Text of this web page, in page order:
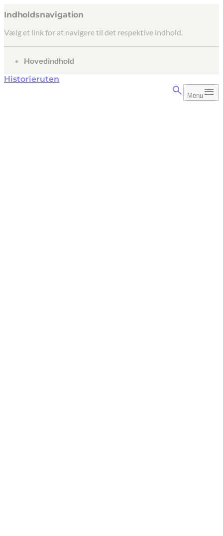
Indholdsnavigation
Vælg et link for at navigere til det respektive indhold.
gå til
Hovedindhold
Historieruten
Menu